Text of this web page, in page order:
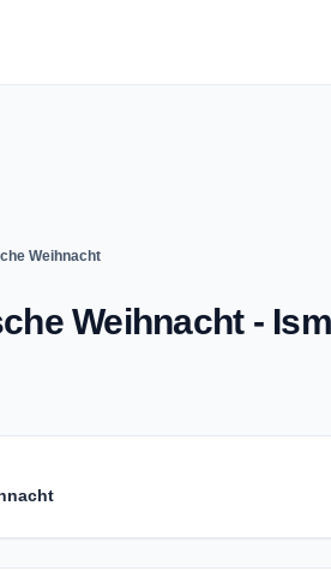
Weihnacht
Weihnacht -